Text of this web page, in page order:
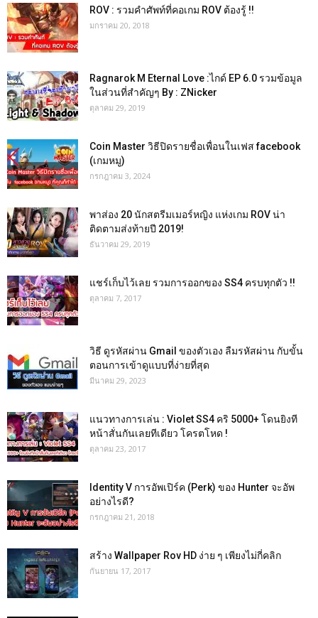
ROV : รวมคำศัพท์ที่คอเกม ROV ต้องรู้ !!
มกราคม 20, 2018
Ragnarok M Eternal Love :ไกด์ EP 6.0 รวมข้อมูล
ในส่วนที่สำคัญๆ By : ZNicker
ตุลาคม 29, 2019
Coin Master วิธีปิดรายชื่อเพื่อนในเฟส facebook
(เกมหมู)
กรกฎาคม 3, 2024
พาส่อง 20 นักสตรีมเมอร์หญิง แห่งเกม ROV น่า
ติดตามส่งท้ายปี 2019!
ธันวาคม 29, 2019
แชร์เก็บไว้เลย รวมการออกของ SS4 ครบทุกตัว !!
ตุลาคม 7, 2017
วิธี ดูรหัสผ่าน Gmail ของตัวเอง ลืมรหัสผ่าน กับขั้น
ตอนการเข้าดูแบบที่ง่ายที่สุด
มีนาคม 29, 2023
แนวทางการเล่น : Violet SS4 คริ 5000+ โดนยิงที
หน้าสั่นกันเลยทีเดียว โครตโหด !
ตุลาคม 23, 2017
Identity V การอัพเปิร์ค (Perk) ของ Hunter จะอัพ
อย่างไรดี?
กรกฎาคม 21, 2018
สร้าง Wallpaper Rov HD ง่าย ๆ เพียงไม่กี่คลิก
กันยายน 17, 2017